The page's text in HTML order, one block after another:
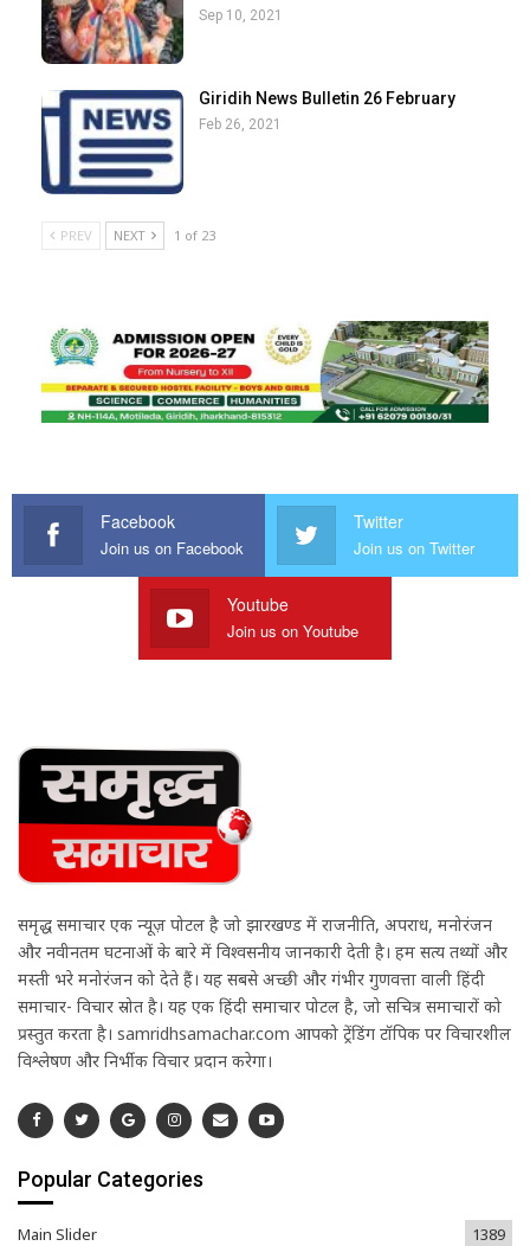
Sep 10, 2021
Giridih News Bulletin 26 February
Feb 26, 2021
PREV NEXT 1 of 23
Facebook
Join us on Facebook
Twitter
Join us on Twitter
Youtube
Join us on Youtube
समृद्ध समाचार एक न्यूज़ पोर्टल है जो झारखण्ड में राजनीति, अपराध, मनोरंजन
और नवीनतम घटनाओं के बारे में विश्वसनीय जानकारी देती है। हम सत्य तथ्यों और
मस्ती भरे मनोरंजन को देते हैं। यह सबसे अच्छी और गंभीर गुणवत्ता वाली हिंदी
समाचार- विचार स्रोत है। यह एक हिंदी समाचार पोर्टल है, जो सचित्र समाचारों को
प्रस्तुत करता है। samridhsamachar.com आपको ट्रेंडिंग टॉपिक पर विचारशील
विश्लेषण और निर्भीक विचार प्रदान करेगा।
Popular Categories
Main Slider 1389